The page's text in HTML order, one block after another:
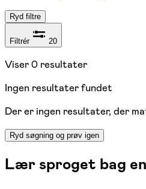
Ryd filtre
Filtrér 20
Viser0 resultater
Ingen resultater fundet
Der er ingen resultater, der
Ryd søgning og prøv igen
Lær sproget bag